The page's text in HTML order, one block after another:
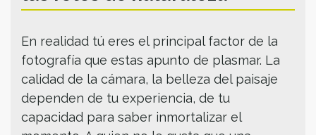
En realidad tú eres el principal factor de la
fotografía que estas apunto de plasmar. La
calidad de la cámara, la belleza del paisaje
dependen de tu experiencia, de tu
capacidad para saber inmortalizar el